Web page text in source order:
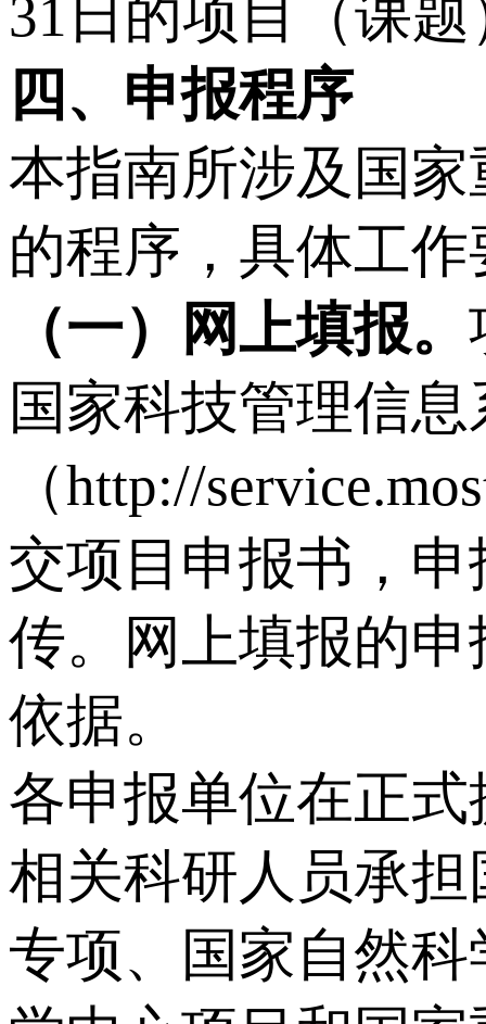
31日的项目（课
四、申报程序
本指南所涉及国
的程序，具体工
（一） 网上填报。
国家科技管理信
（http://
交项目申报书，
传。网上填报的
依据。
各申报单位在正
相关科研人员承
专项、国家自然